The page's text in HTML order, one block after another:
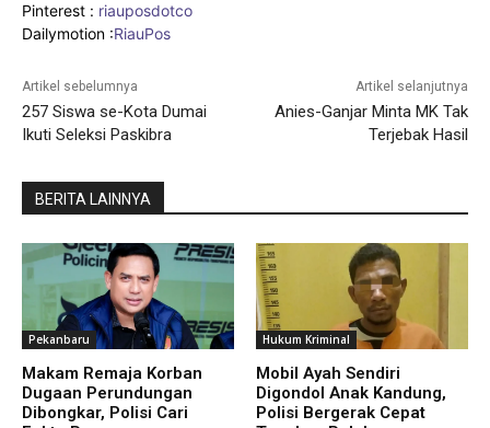
Pinterest : riauposdotco
Dailymotion :RiauPos
Artikel sebelumnya
257 Siswa se-Kota Dumai
Ikuti Seleksi Paskibra
Artikel selanjutnya
Anies-Ganjar Minta MK Tak
Terjebak Hasil
BERITA LAINNYA
Pekanbaru
Makam Remaja Korban
Dugaan Perundungan
Dibongkar, Polisi Cari
Hukum Kriminal
Mobil Ayah Sendiri
Digondol Anak Kandung,
Polisi Bergerak Cepat